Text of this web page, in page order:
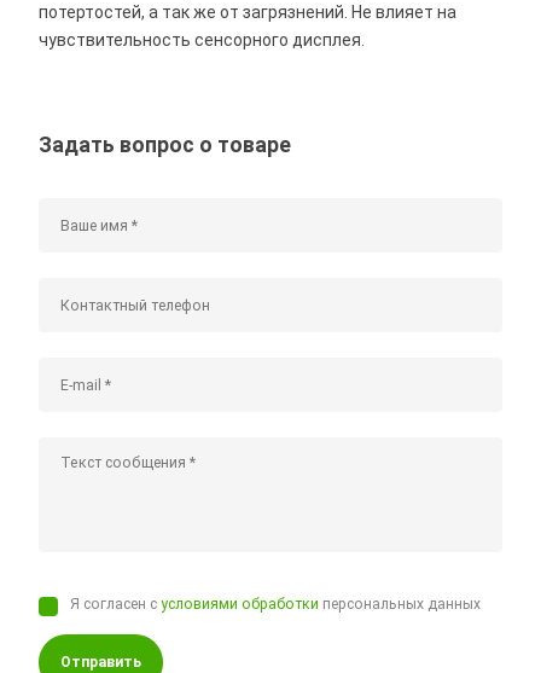
потертостей, а так же от загрязнений. Не влияет на
чувствительность сенсорного дисплея.
Задать вопрос о товаре
Я согласен сусловиями обработки персональных данных
Отправить